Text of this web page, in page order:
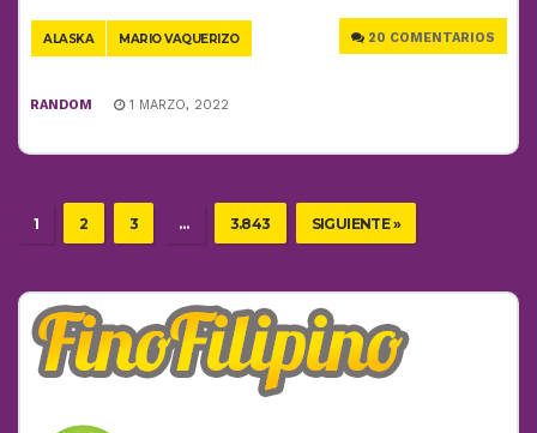
ALASKA MARIO VAQUERIZO 20 COMENTARIOS
RANDOM 1 MARZO, 2022
1 2 3 … 3.843 SIGUIENTE »